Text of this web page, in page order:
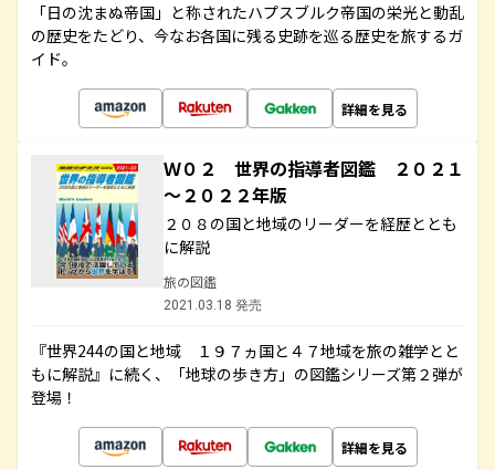
「日の沈まぬ帝国」と称されたハプスブルク帝国の栄光と動乱
の歴史をたどり、今なお各国に残る史跡を巡る歴史を旅するガ
イド。
詳細を見る
Ｗ０２ 世界の指導者図鑑 ２０２１
～２０２２年版
２０８の国と地域のリーダーを経歴ととも
に解説
旅の図鑑
2021.03.18 発売
『世界244の国と地域 １９７ヵ国と４７地域を旅の雑学とと
もに解説』に続く、「地球の歩き方」の図鑑シリーズ第２弾が
登場！
詳細を見る